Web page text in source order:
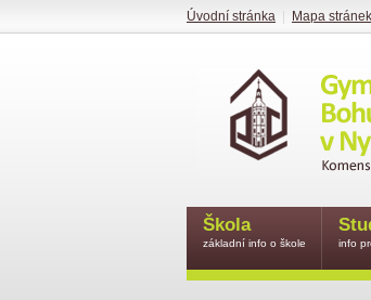
Škola
základní info o škole info
Úvodní stránka Mapa stránek